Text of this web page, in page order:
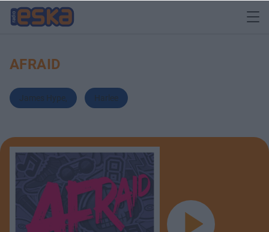
AFRAID
James Hype Harlee